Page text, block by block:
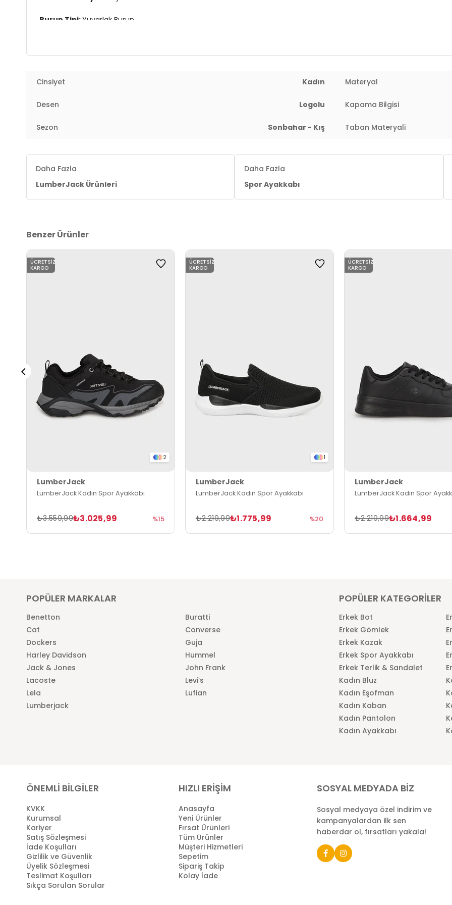
Burun Tipi:Yuvarlak Burun
Yaş Grubu:
Menşei:
Cinsiyet Kadın Materyal
Desen Logolu Kapama Bilgisi
Sezon Sonbahar - Kış Taban Materyali
Daha Fazla
LumberJack Ürünleri
Daha Fazla
Spor Ayakkabı
Benzer Ürünler
2
LumberJack
LumberJack Kadın Spor Ayakkabı
₺3.025,99
₺3.559,99 %15
ÜCRETSIZ
KARGO
1
LumberJack
LumberJack Kadın Spor Ayakkabı
₺1.775,99
₺2.219,99 %20
ÜCRETSIZ
KARGO
LumberJack
LumberJack Kadın Spor
₺1.664,99
₺2.219,99
ÜCRETSIZ
KARGO
POPÜLER MARKALAR
Benetton
Buratti
Cat
Converse
Dockers
Guja
Harley Davidson
Hummel
Jack & Jones
John Frank
Lacoste
Levi’s
Lela
Lufian
Lumberjack
POPÜLER KATEGORİLER
Erkek Bot
Erkek Gömlek
Erkek Kazak
Erkek Spor Ayakkabı
Erkek Terlik & Sandalet
Kadın Bluz
Kadın Eşofman
Kadın Kaban
Kadın Pantolon
Kadın Ayakkabı
ÖNEMLİ BİLGİLER
KVKK
Kurumsal
Kariyer
Satış Sözleşmesi
İade Koşulları
Gizlilik ve Güvenlik
Üyelik Sözleşmesi
Teslimat Koşulları
Sıkça Sorulan Sorular
HIZLI ERİŞİM
Anasayfa
Yeni Ürünler
Fırsat Ürünleri
Tüm Ürünler
Müşteri Hizmetleri
Sepetim
Sipariş Takip
Kolay İade
SOSYAL MEDYADA BİZ
Sosyal medyaya özel indirim ve
kampanyalardan ilk sen
haberdar ol, fırsatları yakala!